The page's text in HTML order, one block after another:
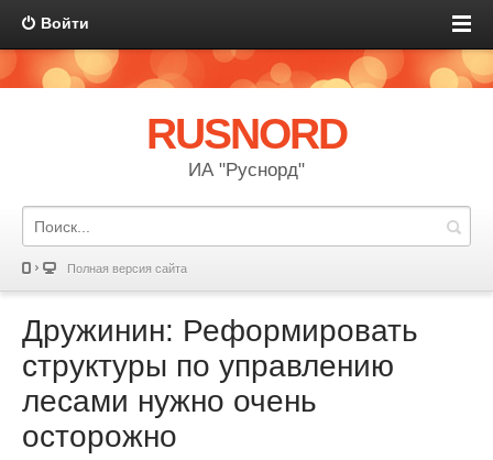
Войти
RUSNORD
ИА "Руснорд"
Полная версия сайта
Дружинин: Реформировать
структуры по управлению
лесами нужно очень
осторожно